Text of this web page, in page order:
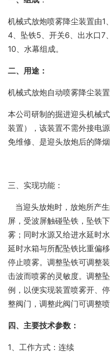
机械式放炮喷雾降尘装置由
4、坠铁5、开关6、出水口7
10、水幕组成。
二、用途：
机械式放炮自动喷雾降尘装
本公司研制的掘进迎头机械
装置），该装置不需外接电
免维修、是迎头放炮后的降
三、实现功能：
当迎头放炮时，放炮所产
屏，受波屏触碰坠铁，坠铁
雾；同时水源又给进水延时
延时水箱与所配坠铁比重偏
停止喷雾。调整坠铁可调整
击波而喷雾的灵敏度。调整
例，以便实现装置喷雾开、
整阀门，调整此阀门可调整喷
四、主要技术参数：
1、工作方式：连续